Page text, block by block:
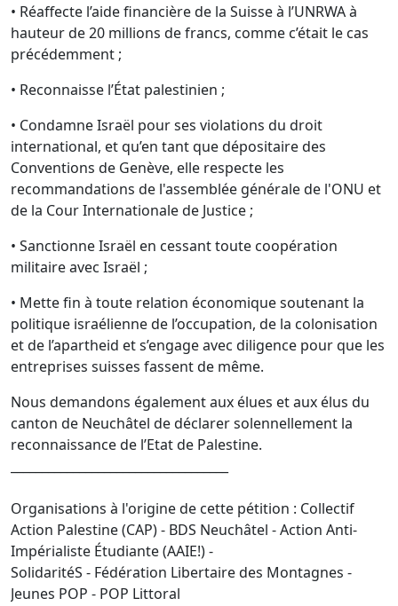
• Réaffecte l’aide financière de la Suisse à l’UNRWA à
hauteur de 20 millions de francs, comme c’était le cas
précédemment ;
• Reconnaisse l’État palestinien ;
• Condamne Israël pour ses violations du droit
international, et qu’en tant que dépositaire des
Conventions de Genève, elle respecte les
recommandations de l'assemblée générale de l'ONU et
de la Cour Internationale de Justice ;
• Sanctionne Israël en cessant toute coopération
militaire avec Israël ;
• Mette fin à toute relation économique soutenant la
politique israélienne de l’occupation, de la colonisation
et de l’apartheid et s’engage avec diligence pour que les
entreprises suisses fassent de même.
Nous demandons également aux élues et aux élus du
canton de Neuchâtel de déclarer solennellement la
reconnaissance de l’Etat de Palestine.
Organisations à l'origine de cette pétition : Collectif
Action Palestine (CAP) - BDS Neuchâtel - Action Anti-
Impérialiste Étudiante (AAIE!) -
SolidaritéS - Fédération Libertaire des Montagnes -
Jeunes POP - POP Littoral